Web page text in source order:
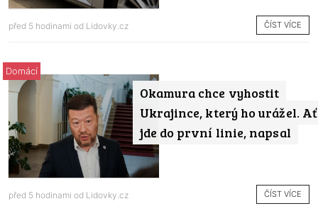
před 5 hodinami od Lidovky.cz ČÍST VÍCE
Okamura chce vyhostit
Ukrajince, který ho urážel. Ať
jde do první linie, napsal
Domácí
před 5 hodinami od Lidovky.cz ČÍST VÍCE